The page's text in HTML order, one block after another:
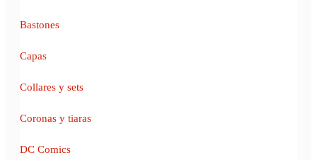
Bastones
Capas
Collares y sets
Coronas y tiaras
DC Comics